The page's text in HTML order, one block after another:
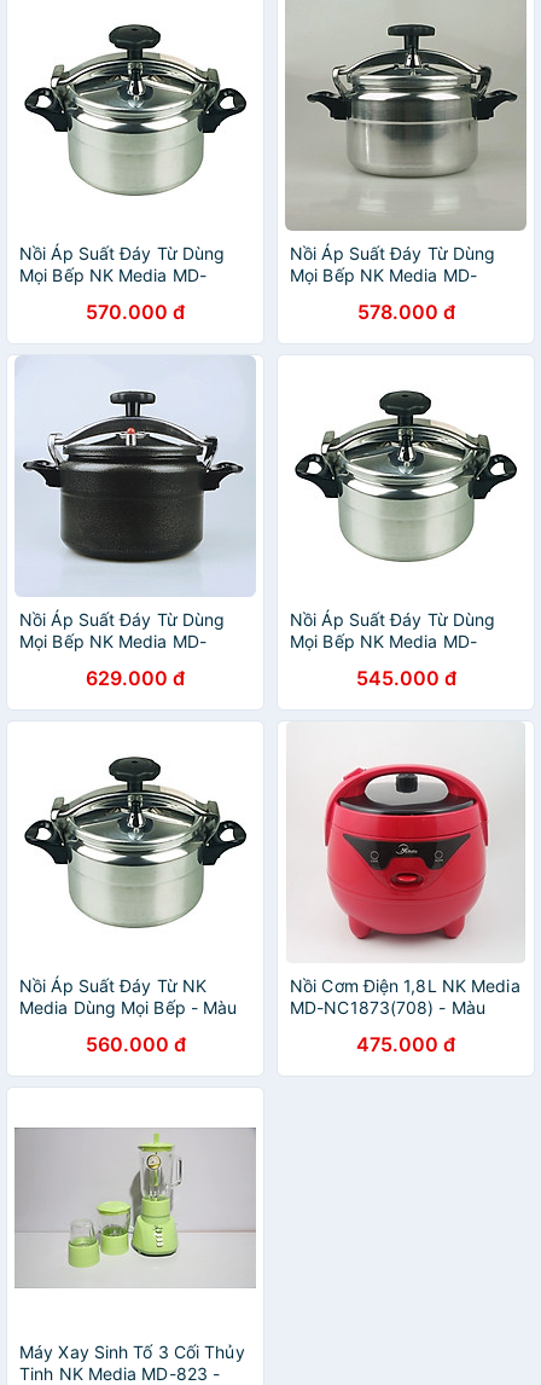
Nồi Áp Suất Đáy Từ Dùng
Mọi Bếp NK Media MD-
Nhiên - Hàng Chính Hãng
570.000 đ
Nồi Áp Suất Đáy Từ Dùng
Mọi Bếp NK Media MD-
578.000 đ
Nồi Áp Suất Đáy Từ Dùng
Mọi Bếp NK Media MD-
629.000 đ
Nồi Áp Suất Đáy Từ Dùng
Mọi Bếp NK Media MD-
Nhiên - Hàng Chính Hãng
545.000 đ
Nồi Áp Suất Đáy Từ NK
Media Dùng Mọi Bếp - Màu
560.000 đ
Nồi Cơm Điện 1,8L NK Media
MD-NC1873(708) - Màu
475.000 đ
Máy Xay Sinh Tố 3 Cối Thủy
Tinh NK Media MD-823 -